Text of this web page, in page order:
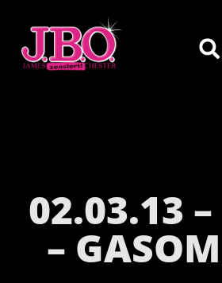
02.03.13
–